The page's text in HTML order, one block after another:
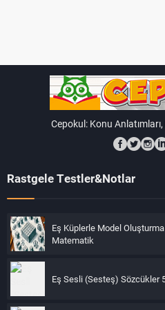
sayıyı topladığınızda
olur. Örneğin, 3 ile 5'i
Toplama işlemi
komütatif bir işlemdir,
sayıların sırası
Örneğin, 3 + 5 = 5 + 3 = 8.
işlemi ilişkisel bir
sayıların gruplandırılma
+ b) + c = a + (b + c)'dir.
2) = 10.
Cepokul: Konu
Rastgele Testler&Notlar
Eş Küplerle Model Oluşturma
Matematik
Eş Sesli (Sesteş) Sözcükler